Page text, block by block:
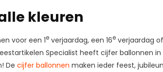
kleuren
voor een 1everjaardag, een 16everjaardag
Specialist heeft cijfer ballonnen
De cijfer ballonnen maken ieder feest,